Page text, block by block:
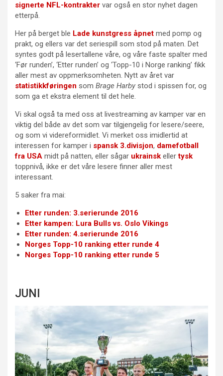
signerte NFL-kontrakter var også en stor nyhet dagen
etterpå.
Her på berget ble Lade kunstgress åpnet med pomp og
prakt, og ellers var det seriespill som stod på maten. Det
syntes godt på lesertallene våre, og våre faste spalter med
‘Før runden’, ‘Etter runden’ og ‘Topp-10 i Norge ranking’ fikk
aller mest av oppmerksomheten. Nytt av året var
statistikkføringen som Brage Harby stod i spissen for, og
som ga et ekstra element til det hele.
Vi skal også ta med oss at livestreaming av kamper var en
viktig del både av det som var tilgjengelig for lesere/seere,
og som vi videreformidlet. Vi merket oss imidlertid at
interessen for kamper i spansk 3.divisjon, damefotball
fra USA midt på natten, eller sågar ukrainsk ellertysk
toppnivå, ikke er det våre lesere finner aller mest
interessant.
5 saker fra mai:
Etter runden: 3.serierunde 2016
Etter kampen: Lura Bulls vs. Oslo Vikings
Etter runden: 4.serierunde 2016
Norges Topp-10 ranking etter runde 4
Norges Topp-10 ranking etter runde 5
JUNI